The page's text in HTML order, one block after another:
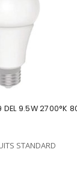
9.5W 2700°K
STANDARD